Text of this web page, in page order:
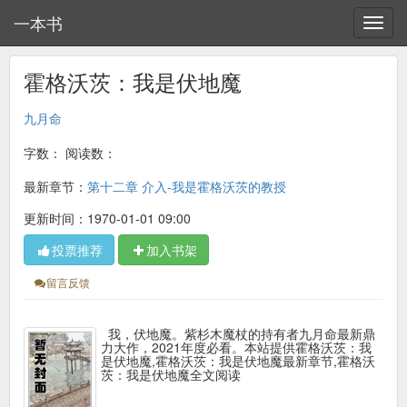
一本书
霍格沃茨：我是伏地魔
九月命
字数： 阅读数：
最新章节： 第十二章 介入-我是霍格沃茨的教授
更新时间：1970-01-01 09:00
投票推荐
加入书架
留言反馈
我，伏地魔。紫杉木魔杖的持有者九月命最新鼎
力大作，2021年度必看。本站提供霍格沃茨：我
是伏地魔,霍格沃茨：我是伏地魔最新章节,霍格沃
茨：我是伏地魔全文阅读